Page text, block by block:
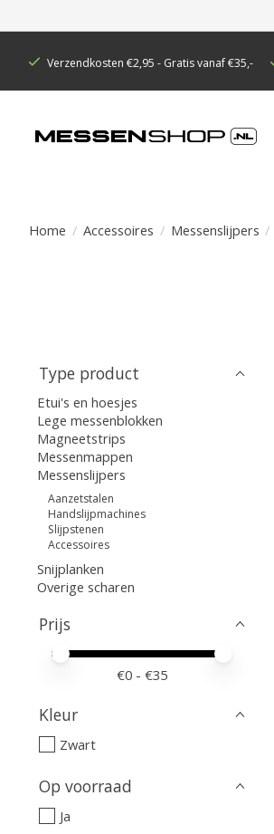
Verzendkosten €2,95 - Gratis vanaf €35,-
Home / Accessoires / Messenslijpers /
Type product
Etui's en hoesjes
Lege messenblokken
Magneetstrips
Messenmappen
Messenslijpers
Aanzetstalen
Handslijpmachines
Slijpstenen
Accessoires
Snijplanken
Overige scharen
Prijs
Minimale prijswaarde
Price maximum value
€0 - €35
Kleur
Zwart
Op voorraad
Ja